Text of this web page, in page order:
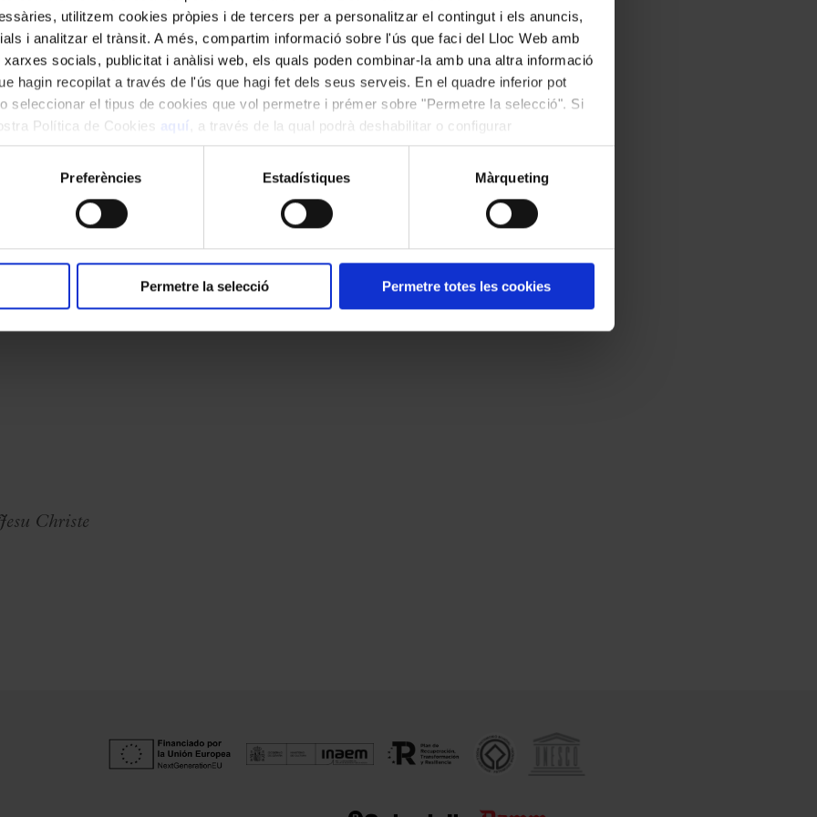
utilitzem cookies pròpies i de tercers per a personalitzar el contingut i els anuncis,
i analitzar el trànsit. A més, compartim informació sobre l'ús que faci del Lloc Web amb
socials, publicitat i anàlisi web, els quals poden combinar-la amb una altra informació
hagin recopilat a través de l'ús que hagi fet dels seus serveis. En el quadre inferior pot
seleccionar el tipus de cookies que vol permetre i prémer sobre "Permetre la selecció". Si
Política de Cookies
aquí
, a través de la qual podrà deshabilitar o configurar
Preferències Estadístiques Màrqueting
Permetre la selecció Permetre totes les cookies
Christe